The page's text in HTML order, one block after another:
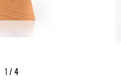
1 / 4